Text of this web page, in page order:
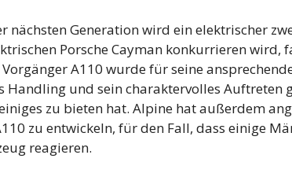
nächsten Generation wird ein elektrischer
Porsche Cayman konkurrieren wird,
A110 wurde für seine
Handling und sein charaktervolles Auftreten
zu bieten hat. Alpine hat außerdem
zu entwickeln, für den Fall, dass einige
reagieren.